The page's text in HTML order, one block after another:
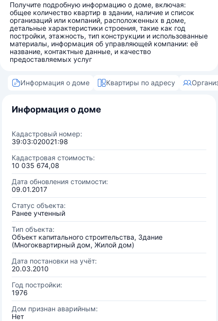
Получите подробную информацию о доме, включая:
общее количество квартир в здании, наличие и список
организаций или компаний, расположенных в доме,
детальные характеристики строения, такие как год
постройки, этажность, тип конструкции и использованные
материалы, информация об управляющей компании: её
название, контактные данные, и качество
предоставляемых услуг
Информация о доме Квартиры по адресу
Информация о доме
Кадастровый номер:
39:03:020021:98
Кадастровая стоимость:
10 035 674,08
Дата обновления стоимости:
09.01.2017
Статус объекта:
Ранее учтенный
Тип объекта:
Объект капитального строительства, Здание
(Многоквартирный дом, Жилой дом)
Дата постановки на учёт:
20.03.2010
Год постройки:
1976
Дом признан аварийным:
Нет